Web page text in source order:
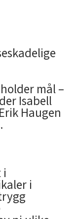
mål –
Isabell
Haugen
i
i